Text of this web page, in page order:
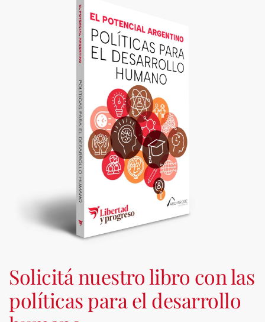
Solicitá nuestro libro con las
políticas para el desarrollo